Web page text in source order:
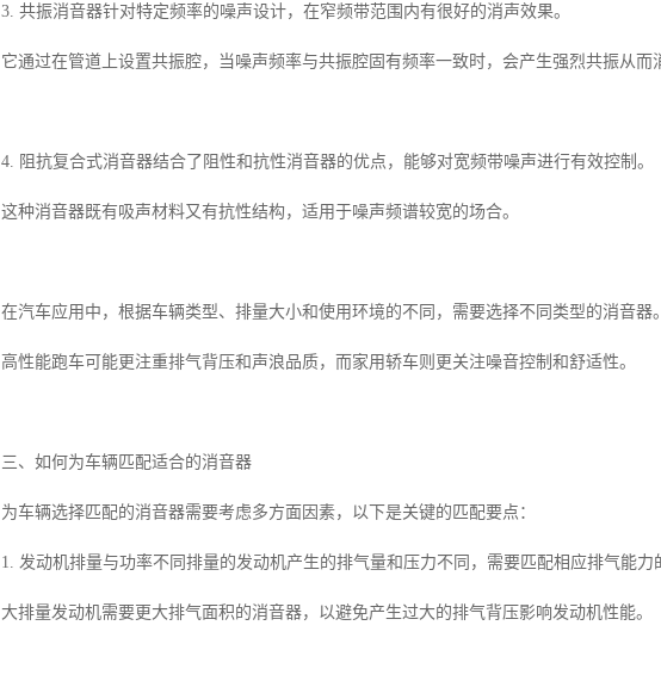
3. 共振消音器针对特定频率的噪声设计，在窄频带范围内有很好的消声效果。
它通过在管道上设置共振腔，当噪声频率与共振腔固有频率一致时，会产生强烈共振从而
4. 阻抗复合式消音器结合了阻性和抗性消音器的优点，能够对宽频带噪声进行有效控制。
这种消音器既有吸声材料又有抗性结构，适用于噪声频谱较宽的场合。
在汽车应用中，根据车辆类型、排量大小和使用环境的不同，需要选择不同类型的消音器。
高性能跑车可能更注重排气背压和声浪品质，而家用轿车则更关注噪音控制和舒适性。
三、如何为车辆匹配适合的消音器
为车辆选择匹配的消音器需要考虑多方面因素，以下是关键的匹配要点：
1. 发动机排量与功率不同排量的发动机产生的排气量和压力不同，需要匹配相应排气能力
大排量发动机需要更大排气面积的消音器，以避免产生过大的排气背压影响发动机性能。